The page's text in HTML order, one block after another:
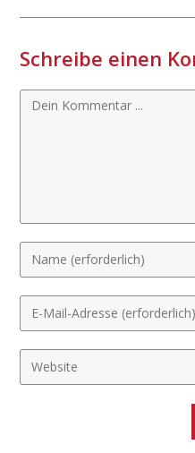
Schreibe einen
Kommentieren
Gib
deinen
Namen
oder
zum
Kommentieren
Gib
deine
E-
Mail-
Gib
deine